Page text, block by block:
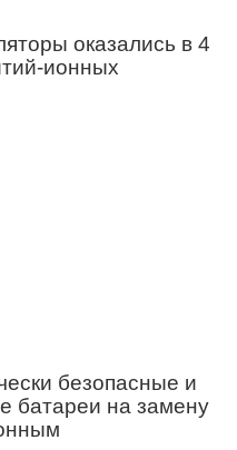
оказались в 4
ионных
безопасные и
батареи на замену